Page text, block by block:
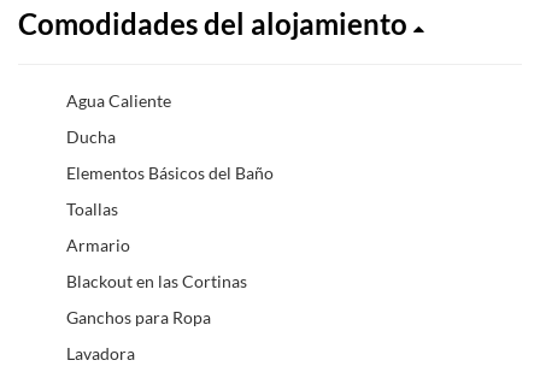
Comodidades del alojamiento
Agua Caliente
Ducha
Elementos Básicos del Baño
Toallas
Armario
Blackout en las Cortinas
Ganchos para Ropa
Lavadora